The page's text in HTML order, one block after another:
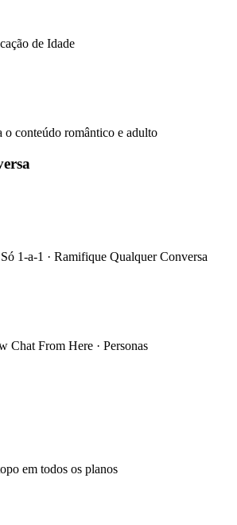
de Idade
conteúdo romântico e adulto
1-a-1 · Ramifique Qualquer Conversa
Chat From Here · Personas
em todos os planos